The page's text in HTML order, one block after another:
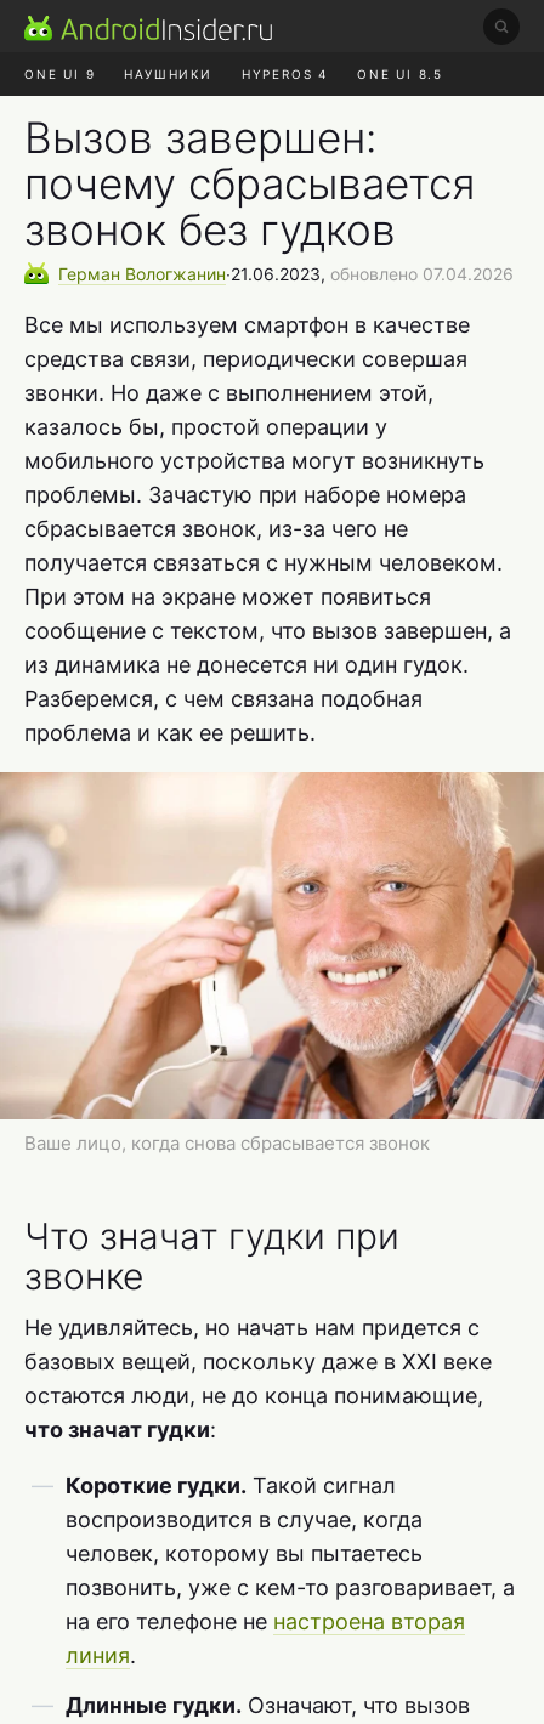
ONE UI 9 НАУШНИКИ HYPEROS 4 ONE UI 8.5
Вызов завершен:
почему сбрасывается
звонок без гудков
Герман Вологжанин∙21.06.2023, обновлено 07.04.2026
Все мы используем смартфон в качестве
средства связи, периодически совершая
звонки. Но даже с выполнением этой,
казалось бы, простой операции у
мобильного устройства могут возникнуть
проблемы. Зачастую при наборе номера
сбрасывается звонок, из-за чего не
получается связаться с нужным человеком.
При этом на экране может появиться
сообщение с текстом, что вызов завершен, а
из динамика не донесется ни один гудок.
Разберемся, с чем связана подобная
проблема и как ее решить.
Ваше лицо, когда снова сбрасывается звонок
Что значат гудки при
звонке
Не удивляйтесь, но начать нам придется с
базовых вещей, поскольку даже в XXI веке
остаются люди, не до конца понимающие,
что значат гудки:
Короткие гудки. Такой сигнал
воспроизводится в случае, когда
человек, которому вы пытаетесь
позвонить, уже с кем-то разговаривает, а
на его телефоне не настроена вторая
линия.
Длинные гудки. Означают, что вызов